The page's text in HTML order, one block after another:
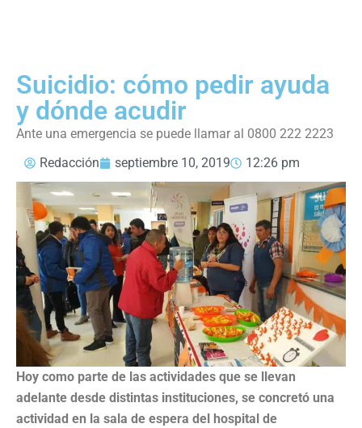
Suicidio: cómo pedir ayuda
y dónde acudir
Ante una emergencia se puede llamar al 0800 222 2223
Redacción
septiembre 10, 2019 12:26 pm
Hoy como parte de las actividades que se llevan
adelante desde distintas instituciones, se concretó una
actividad en la sala de espera del hospital de